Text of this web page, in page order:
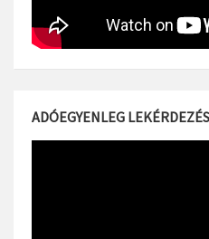
ADÓEGYENLEG